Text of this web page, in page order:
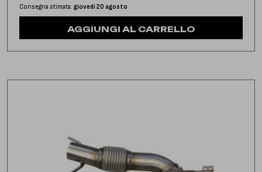
Consegna stimata: giovedì 20 agosto
AGGIUNGI AL CARRELLO